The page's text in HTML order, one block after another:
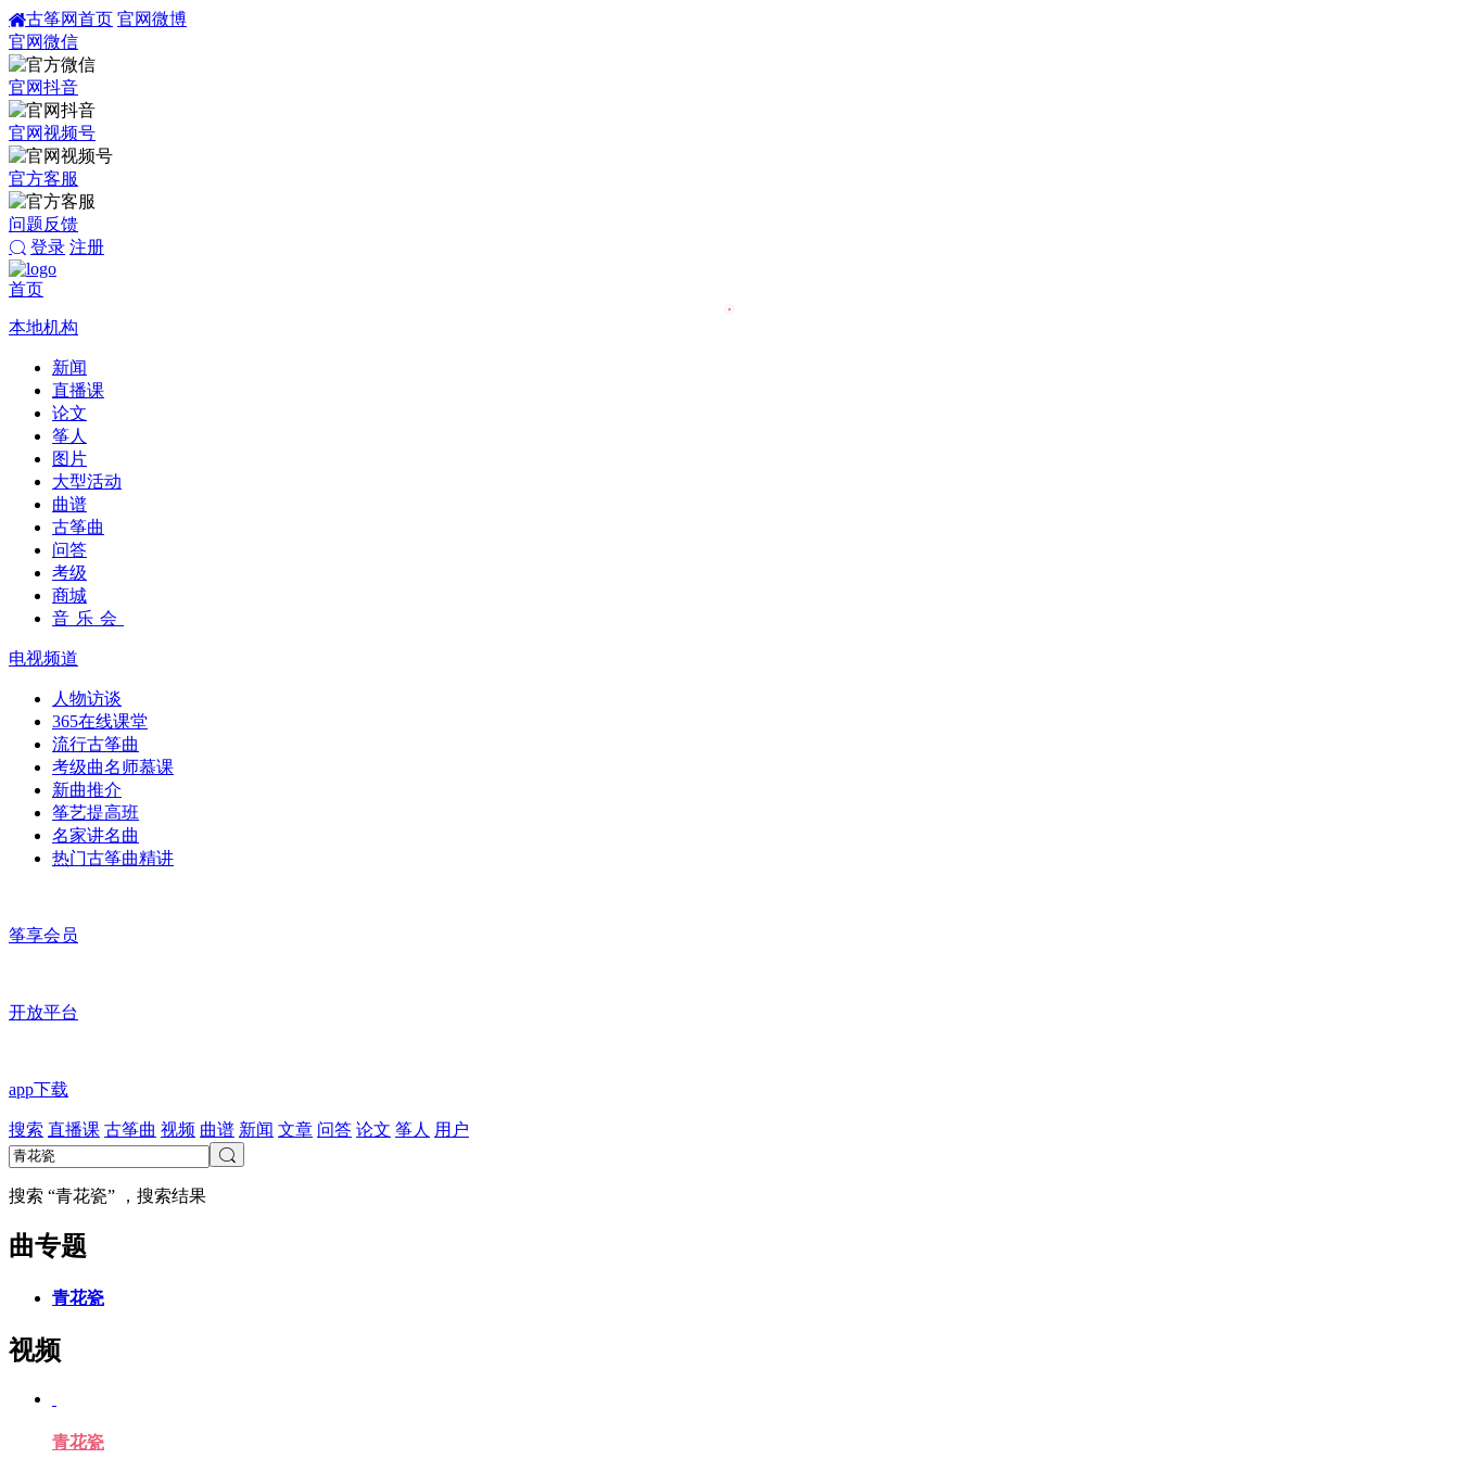
古筝网首页 官网微博
官网微信
官网抖音
官网视频号
官方客服
问题反馈
登录 注册
首页
本地机构
新闻
直播课
论文
筝人
图片
大型活动
曲谱
古筝曲
问答
考级
商城
音乐会
电视频道
人物访谈
365在线课堂
流行古筝曲
考级曲名师慕课
新曲推介
筝艺提高班
名家讲名曲
热门古筝曲精讲
筝享会员
开放平台
app下载
搜索 直播课 古筝曲 视频 曲谱 新闻 文章 问答 论文 筝人 用户
搜索 “青花瓷” ，搜索结果
曲专题
青花瓷
视频
青花瓷